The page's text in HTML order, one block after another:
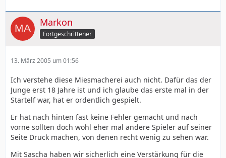
Markon
Fortgeschrittener
13. März 2005 um 01:56
Ich verstehe diese Miesmacherei auch nicht. Dafür das der
Junge erst 18 Jahre ist und ich glaube das erste mal in der
Startelf war, hat er ordentlich gespielt.
Er hat nach hinten fast keine Fehler gemacht und nach
vorne sollten doch wohl eher mal andere Spieler auf seiner
Seite Druck machen, von denen recht wenig zu sehen war.
Mit Sascha haben wir sicherlich eine Verstärkung für die